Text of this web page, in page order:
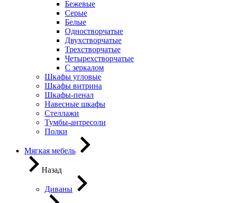
Бежевые
Серые
Белые
Одностворчатые
Двухстворчатые
Трехстворчатые
Четырехстворчатые
С зеркалом
Шкафы угловые
Шкафы витрина
Шкафы-пенал
Навесные шкафы
Стеллажи
Тумбы-антресоли
Полки
Мягкая мебель
Назад
Диваны